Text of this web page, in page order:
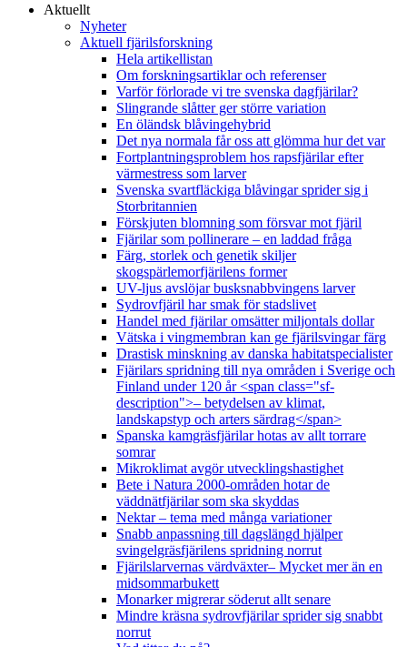
Aktuellt
Nyheter
Aktuell fjärilsforskning
Hela artikellistan
Om forskningsartiklar och referenser
Varför förlorade vi tre svenska dagfjärilar?
Slingrande slåtter ger större variation
En öländsk blåvingehybrid
Det nya normala får oss att glömma hur det var
Fortplantningsproblem hos rapsfjärilar efter
värmestress som larver
Svenska svartfläckiga blåvingar sprider sig i
Storbritannien
Förskjuten blomning som försvar mot fjäril
Fjärilar som pollinerare – en laddad fråga
Färg, storlek och genetik skiljer
skogspärlemorfjärilens former
UV-ljus avslöjar busksnabbvingens larver
Sydrovfjäril har smak för stadslivet
Handel med fjärilar omsätter miljontals dollar
Vätska i vingmembran kan ge fjärilsvingar färg
Drastisk minskning av danska habitatspecialister
Fjärilars spridning till nya områden i Sverige och
Finland under 120 år <span class="sf-
description">– betydelsen av klimat,
landskapstyp och arters särdrag</span>
Spanska kamgräsfjärilar hotas av allt torrare
somrar
Mikroklimat avgör utvecklingshastighet
Bete i Natura 2000-områden hotar de
väddnätfjärilar som ska skyddas
Nektar – tema med många variationer
Snabb anpassning till dagslängd hjälper
svingelgräsfjärilens spridning norrut
Fjärilslarvernas värdväxter– Mycket mer än en
midsommarbukett
Monarker migrerar söderut allt senare
Mindre kräsna sydrovfjärilar sprider sig snabbt
norrut